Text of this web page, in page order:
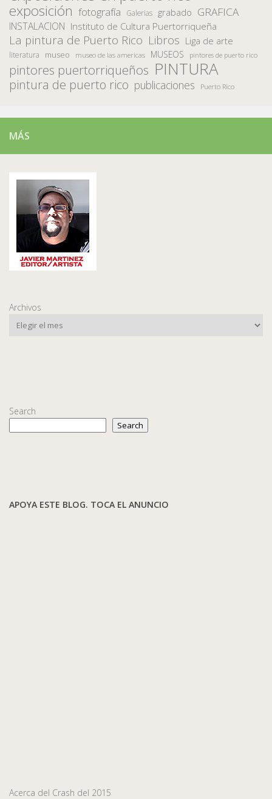
exposición fotografía Galerias grabado GRAFICA
INSTALACION Instituto de Cultura Puertorriqueña
La pintura de Puerto Rico Libros Liga de arte
literatura museo museo de las americas MUSEOS pintores de puerto rico
pintores puertorriqueños PINTURA
pintura de puerto rico publicaciones Puerto Rico
MÁS
Archivos
Search
Search
APOYA ESTE BLOG. TOCA EL ANUNCIO
Acerca del Crash del 2015